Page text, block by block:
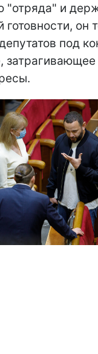
"отряда" и
готовности, он
под
затрагивающее